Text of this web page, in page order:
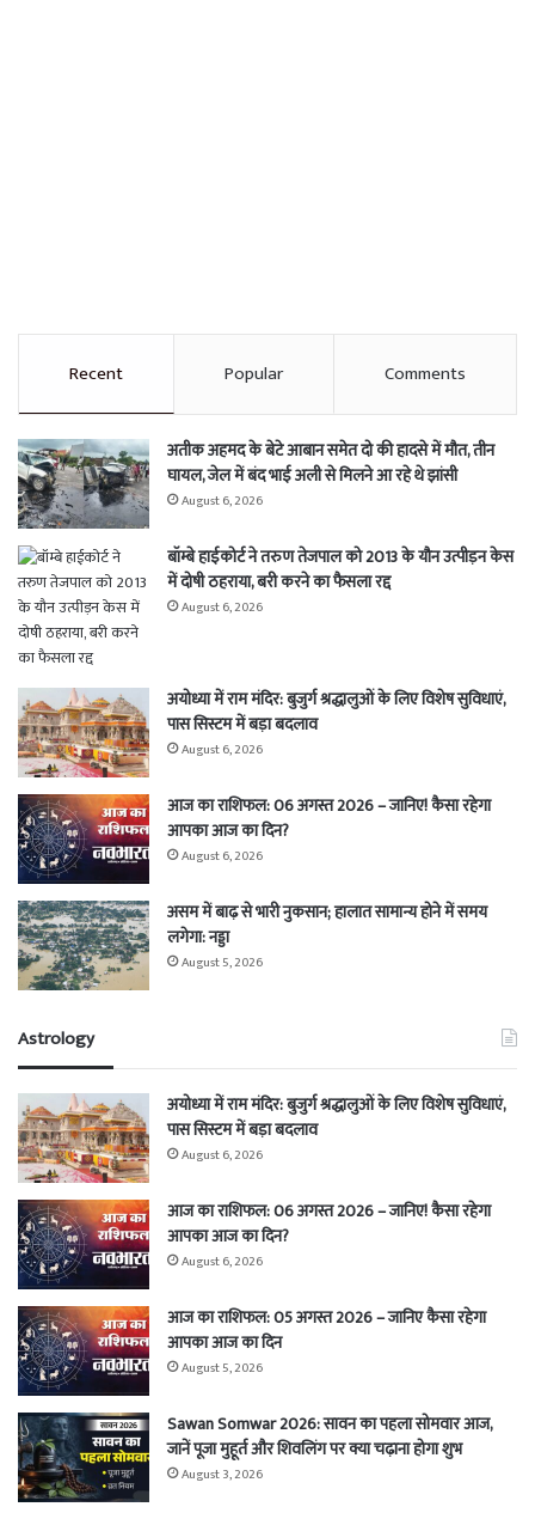
Recent Popular Comments
अतीक अहमद के बेटे आबान समेत दो की हादसे में मौत, तीन
घायल, जेल में बंद भाई अली से मिलने आ रहे थे झांसी
August 6, 2026
बॉम्बे हाईकोर्ट ने तरुण तेजपाल को 2013 के यौन उत्पीड़न केस
में दोषी ठहराया, बरी करने का फैसला रद्द
August 6, 2026
अयोध्या में राम मंदिर: बुजुर्ग श्रद्धालुओं के लिए विशेष सुविधाएं,
पास सिस्टम में बड़ा बदलाव
August 6, 2026
आज का राशिफल: 06 अगस्त 2026 – जानिए! कैसा रहेगा
आपका आज का दिन?
August 6, 2026
असम में बाढ़ से भारी नुकसान; हालात सामान्य होने में समय
लगेगा: नड्डा
August 5, 2026
Astrology
अयोध्या में राम मंदिर: बुजुर्ग श्रद्धालुओं के लिए विशेष सुविधाएं,
पास सिस्टम में बड़ा बदलाव
August 6, 2026
आज का राशिफल: 06 अगस्त 2026 – जानिए! कैसा रहेगा
आपका आज का दिन?
August 6, 2026
आज का राशिफल: 05 अगस्त 2026 – जानिए कैसा रहेगा
आपका आज का दिन
August 5, 2026
Sawan Somwar 2026: सावन का पहला सोमवार आज,
जानें पूजा मुहूर्त और शिवलिंग पर क्या चढ़ाना होगा शुभ
August 3, 2026